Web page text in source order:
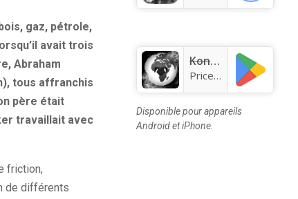
gaz, pétrole,
avait trois
Abraham
tous affranchis
père était
travaillait avec
friction,
de différents
KongoLisolo
Price:Free
Disponible pour appareils
Android et iPhone.